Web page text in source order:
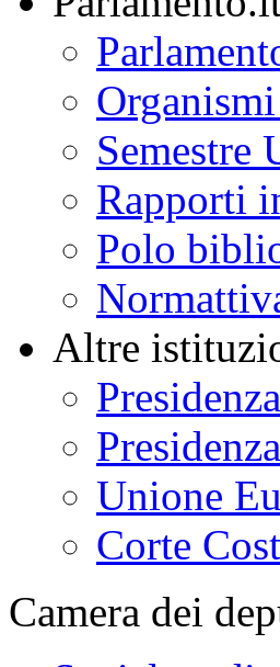
Relazioni
Parlamento.it
Semestre
Rapporti
Polo
Altre
Unione
Corte